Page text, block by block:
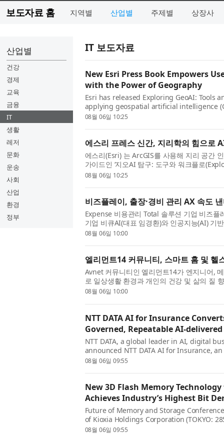
보도자료 홈 지역별 산업별 주제별 상장사
산업별
건강
경제
교육
금융
IT
생활
레저
문화
운송
사회
산업
환경
정부
IT 보도자료
New Esri Press Book Empowers
with the Power of Geography
Esri has released Exploring GeoAI: Tools
applying geospatial artificial intelligence
professionals, analysts, and data
08월 06일 10:25
에스리 프레스 신간, 지리학의 힘으로
에스리(Esri) 는 ArcGIS를 사용해 지리 공간
가이드인 ‘지오AI 탐구: 도구와 워크플로
간했다. GIS 전문가, 분석가, 데이터 과학자
08월 06일 10:25
비즈플레이, 출장·경비 관리 AX 속도
Expense 비용관리 Total 솔루션 기업 비즈
기업 비큐AI(대표 임경환)와 인공지능(AI) 기
스 고도화를 위한 전략적 업무협약을 체결했
08월 06일 10:00
엘리먼트14 커뮤니티, 스마트 홈 및 헬
Avnet 커뮤니티인 엘리먼트14가 엔지니어,
로 일상생활 환경과 개인의 건강 및 삶의 질
작하는 새로운 스마트 홈 및 헬스케어 설계
08월 06일 10:00
NTT DATA AI for Insurance
Governed, Repeatable AI-delivered
NTT DATA, a global leader in AI, digital
announced NTT DATA AI for Insurance,
complex core insurance workflows into
08월 06일 09:55
New 3D Flash Memory
Achieves Industry’s Highest Bit
Future of Memory and Storage
of Kioxia Holdings Corporation (TOKYO:
SNDK) today unveiled their next-
08월 06일 09:55